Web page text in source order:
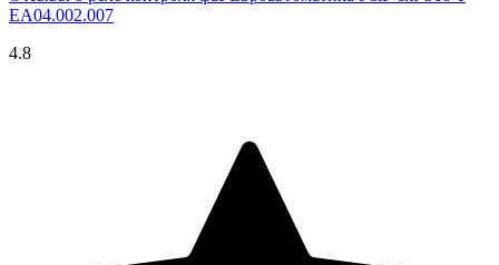
EA04.002.007
4.8